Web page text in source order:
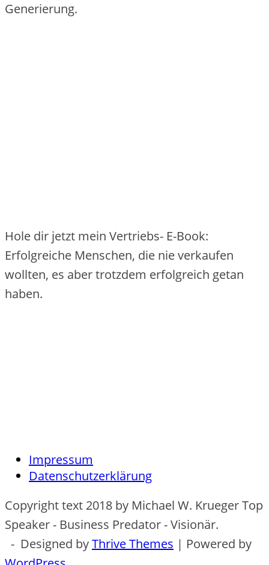
Generierung.
Hole dir jetzt mein Vertriebs- E-Book:
Erfolgreiche Menschen, die nie verkaufen
wollten, es aber trotzdem erfolgreich getan
haben.
Impressum
Datenschutzerklärung
Copyright text 2018 by Michael W. Krueger Top
Speaker - Business Predator - Visionär.
- Designed byThrive Themes | Powered by